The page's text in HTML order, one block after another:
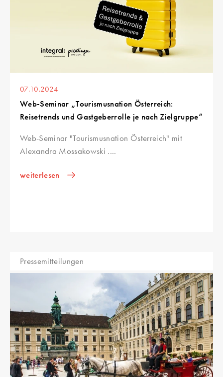
07.10.2024
Web-Seminar „Tourismusnation Österreich:
Reisetrends und Gastgeberrolle je nach Zielgruppe“
Web-Seminar "Tourismusnation Österreich" mit
Alexandra Mossakowski ....
weiterlesen
Pressemitteilungen